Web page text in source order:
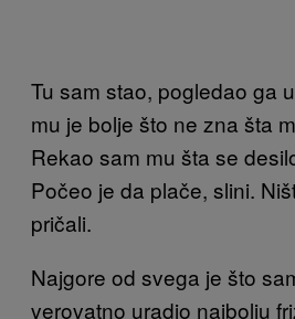
Tu sam stao, pogledao ga
mu je bolje što ne zna šta
Rekao sam mu šta se
Počeo je da plače, slini.
pričali.
Najgore od svega je što
verovatno uradio najbolju